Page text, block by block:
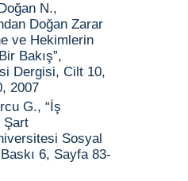
N.,
Doğan Zarar
ve Hekimlerin
Bakış”,
Dergisi, Cilt 10,
2007
G., “İş
Şart
Sosyal
6, Sayfa 83-